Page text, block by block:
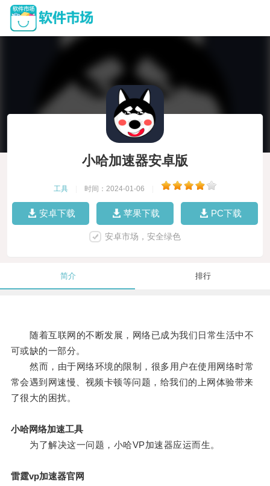
小哈加速器安卓版
工具 时间：2024-01-06
安卓下载 苹果下载 PC下载
安卓市场，安全绿色
简介 排行
随着互联网的不断发展，网络已成为我们日常生活中不
可或缺的一部分。
然而，由于网络环境的限制，很多用户在使用网络时常
常会遇到网速慢、视频卡顿等问题，给我们的上网体验带来
了很大的困扰。
小哈网络加速工具
为了解决这一问题，小哈VP加速器应运而生。
雷霆vp加速器官网